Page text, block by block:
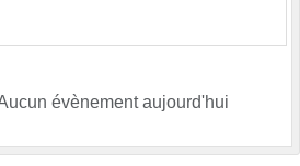
évènement aujourd'hui